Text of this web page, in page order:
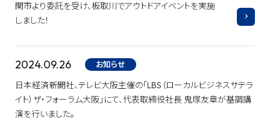
関市より委託を受け、板取川でアウトドアイベントを実施
しました！
2024.09.26 お知らせ
日本経済新聞社、テレビ大阪主催の「LBS（ローカルビジネスサテラ
イト）ザ・フォーラム大阪」にて、代表取締役社長 鬼塚友章が基調講
演を行いました。